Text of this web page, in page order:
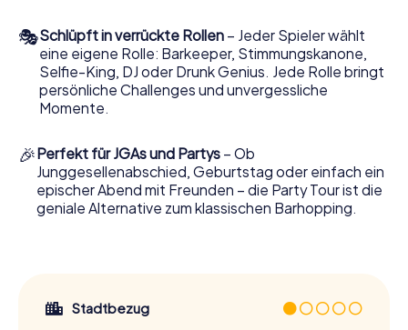
🎭Schlüpft in verrückte Rollen – Jeder Spieler wählt
eine eigene Rolle: Barkeeper, Stimmungskanone,
Selfie-King, DJ oder Drunk Genius. Jede Rolle bringt
persönliche Challenges und unvergessliche
Momente.
🎉 Perfekt für JGAs und Partys – Ob
Junggesellenabschied, Geburtstag oder einfach ein
epischer Abend mit Freunden – die Party Tour ist die
geniale Alternative zum klassischen Barhopping.
Stadtbezug